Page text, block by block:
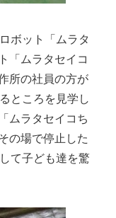
ボット「ムラタ
「ムラタセイコ
所の社員の方が
ところを見学し
ムラタセイコち
の場で停止した
て子ども達を驚